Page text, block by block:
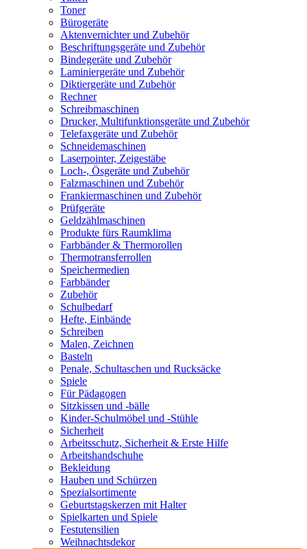
Toner
Bürogeräte
Aktenvernichter und Zubehör
Beschriftungsgeräte und Zubehör
Bindegeräte und Zubehör
Laminiergeräte und Zubehör
Diktiergeräte und Zubehör
Rechner
Schreibmaschinen
Drucker, Multifunktionsgeräte und Zubehör
Telefaxgeräte und Zubehör
Schneidemaschinen
Laserpointer, Zeigestäbe
Loch-, Ösgeräte und Zubehör
Falzmaschinen und Zubehör
Frankiermaschinen und Zubehör
Prüfgeräte
Geldzählmaschinen
Produkte fürs Raumklima
Farbbänder & Thermorollen
Thermotransferrollen
Speichermedien
Farbbänder
Zubehör
Schulbedarf
Hefte, Einbände
Schreiben
Malen, Zeichnen
Basteln
Penale, Schultaschen und Rucksäcke
Spiele
Für Pädagogen
Sitzkissen und -bälle
Kinder-Schulmöbel und -Stühle
Sicherheit
Arbeitsschutz, Sicherheit & Erste Hilfe
Arbeitshandschuhe
Bekleidung
Hauben und Schürzen
Spezialsortimente
Geburtstagskerzen mit Halter
Spielkarten und Spiele
Festutensilien
Weihnachtsdekor